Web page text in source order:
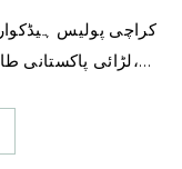
کراچی پولیس ہیڈکوارٹر میں عسکریت پسندوں کی ہلاکت خیز
لڑائی پاکستانی طالبان نے اس حملے کی ذمہ داری قبول کی،…